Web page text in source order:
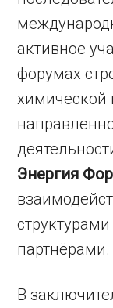
активное
форумах
химической
Энергия
партнёрами.
В